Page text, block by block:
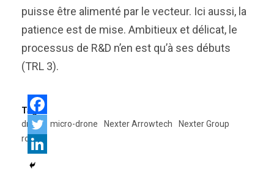
puisse être alimenté par le vecteur. Ici aussi, la
patience est de mise. Ambitieux et délicat, le
processus de R&D n’en est qu’à ses débuts
(TRL 3).
Tags:
drone
micro-drone Nexter Arrowtech
Nexter Group
robot